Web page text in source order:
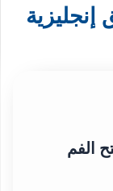
إنجليزية
الفم